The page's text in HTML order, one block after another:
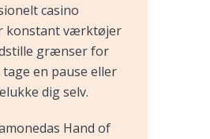
casino
konstant værktøjer
grænser for
en pause eller
dig selv.